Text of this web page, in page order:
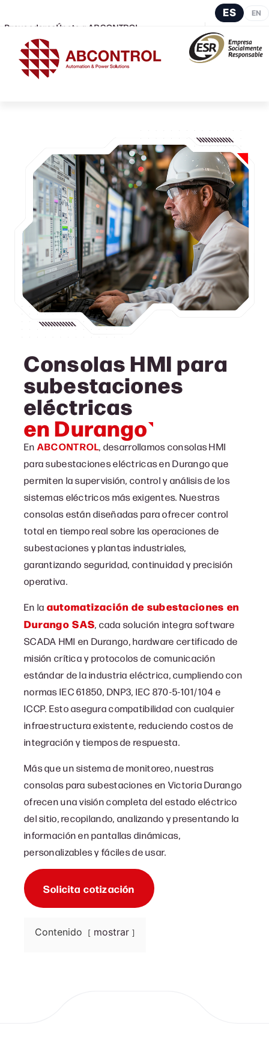
ProveedoresÚnete a ABCONTROL
ES EN
Consolas HMI para
subestaciones
eléctricas
en Durango
En ABCONTROL, desarrollamos consolas HMI
para subestaciones eléctricas en Durango que
permiten la supervisión, control y análisis de los
sistemas eléctricos más exigentes. Nuestras
consolas están diseñadas para ofrecer control
total en tiempo real sobre las operaciones de
subestaciones y plantas industriales,
garantizando seguridad, continuidad y precisión
operativa.
En la automatización de subestaciones en
Durango SAS, cada solución integra software
SCADA HMI en Durango, hardware certificado de
misión crítica y protocolos de comunicación
estándar de la industria eléctrica, cumpliendo con
normas IEC 61850, DNP3, IEC 870-5-101/104 e
ICCP. Esto asegura compatibilidad con cualquier
infraestructura existente, reduciendo costos de
integración y tiempos de respuesta.
Más que un sistema de monitoreo, nuestras
consolas para subestaciones en Victoria Durango
ofrecen una visión completa del estado eléctrico
del sitio, recopilando, analizando y presentando la
información en pantallas dinámicas,
personalizables y fáciles de usar.
Solicita cotización
Contenido mostrar